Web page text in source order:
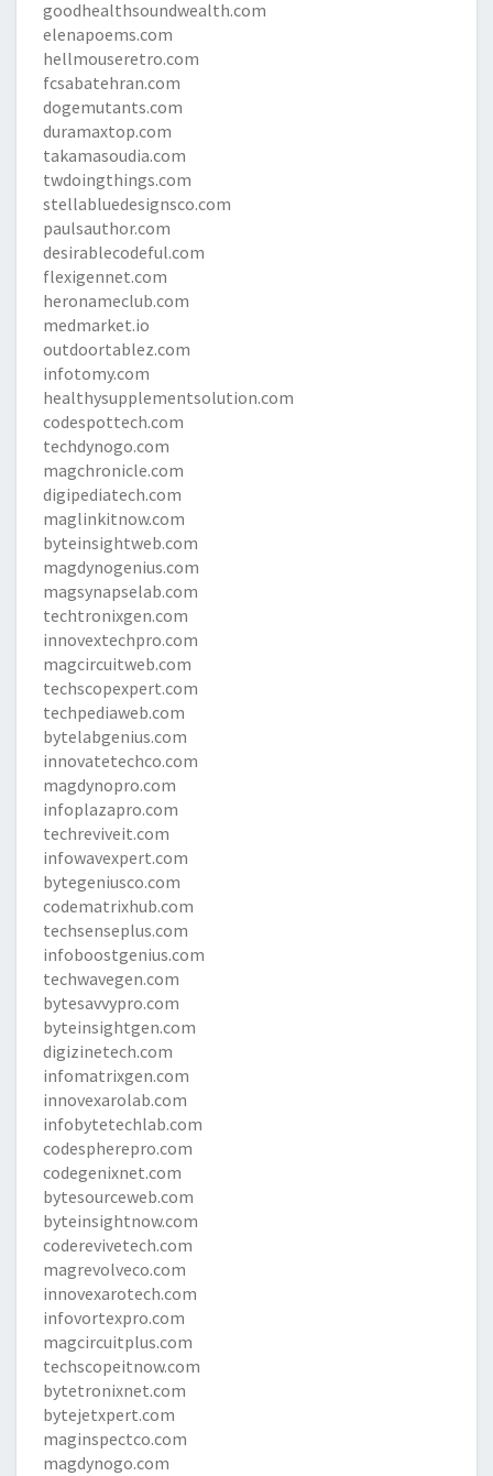
goodhealthsoundwealth.com
elenapoems.com
hellmouseretro.com
fcsabatehran.com
dogemutants.com
duramaxtop.com
takamasoudia.com
twdoingthings.com
stellabluedesignsco.com
paulsauthor.com
desirablecodeful.com
flexigennet.com
heronameclub.com
medmarket.io
outdoortablez.com
infotomy.com
healthysupplementsolution.com
codespottech.com
techdynogo.com
magchronicle.com
digipediatech.com
maglinkitnow.com
byteinsightweb.com
magdynogenius.com
magsynapselab.com
techtronixgen.com
innovextechpro.com
magcircuitweb.com
techscopexpert.com
techpediaweb.com
bytelabgenius.com
innovatetechco.com
magdynopro.com
infoplazapro.com
techreviveit.com
infowavexpert.com
bytegeniusco.com
codematrixhub.com
techsenseplus.com
infoboostgenius.com
techwavegen.com
bytesavvypro.com
byteinsightgen.com
digizinetech.com
infomatrixgen.com
innovexarolab.com
infobytetechlab.com
codespherepro.com
codegenixnet.com
bytesourceweb.com
byteinsightnow.com
coderevivetech.com
magrevolveco.com
innovexarotech.com
infovortexpro.com
magcircuitplus.com
techscopeitnow.com
bytetronixnet.com
bytejetxpert.com
maginspectco.com
magdynogo.com